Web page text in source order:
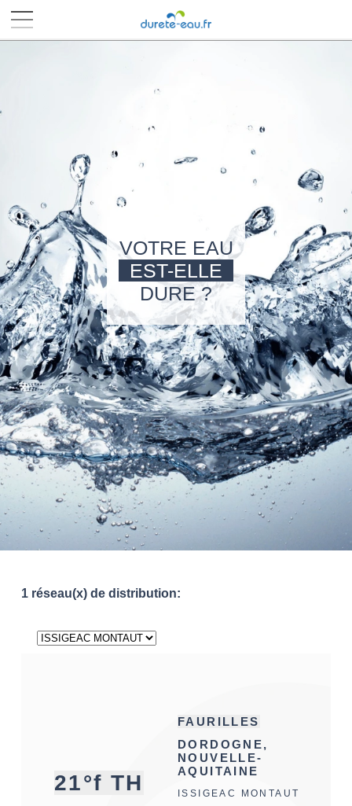
VOTRE EAU
EST-ELLE
DURE ?
1 réseau(x) de distribution:
21°f TH
FAURILLES
DORDOGNE,
NOUVELLE-
AQUITAINE
ISSIGEAC MONTAUT